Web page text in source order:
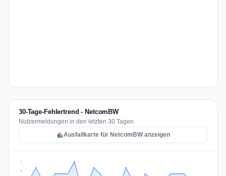
30-Tage-Fehlertrend - NetcomBW
Nutzermeldungen in den letzten 30 Tagen
Ausfallkarte für NetcomBW anzeigen
5
6